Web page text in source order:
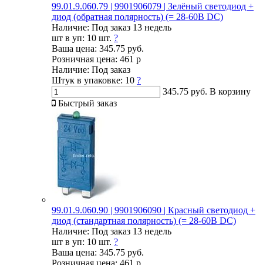
99.01.9.060.79 | 9901906079 | Зелёный светодиод +
диод (обратная полярность) (= 28-60В DC)
Наличие: Под заказ 13 недель
шт в уп: 10 шт. ?
Ваша цена: 345.75 руб.
Розничная цена: 461 р
Наличие: Под заказ
Штук в упаковке: 10 ?
345.75 руб. В корзину
Быстрый заказ
99.01.9.060.90 | 9901906090 | Красный светодиод +
диод (стандартная полярность) (= 28-60В DC)
Наличие: Под заказ 13 недель
шт в уп: 10 шт. ?
Ваша цена: 345.75 руб.
Розничная цена: 461 р